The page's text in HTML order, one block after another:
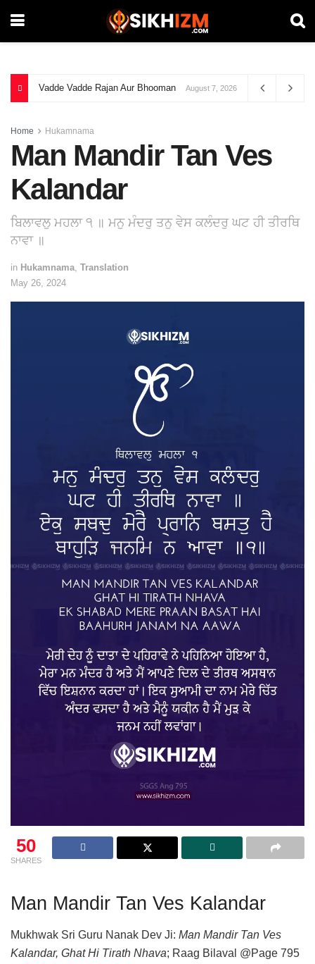
Vadde Vadde Rajan Aur Bhooman August 7, 2026
Home Hukamnama
Man Mandir Tan Ves
Kalandar
ਬਿਲਾਵਲੁ ਮਹਲਾ ੧ ॥ ਮਨੁ ਮੰਦਰੁ ਤਨੁ ਵੇਸ ਕਲੰਦਰੁ ਘਟ ਹੀ ਤੀਰਥਿ
ਨਾਵਾ ॥
in Hukamnama, Translation
May 26, 2024
50
SHARES
Man Mandir Tan Ves Kalandar
Mukhwak Sri Guru Nanak Dev Ji: Man Mandir Tan Ves
Kalandar, Ghat Hi Tirath Nhava; Raag Bilaval @Page 795